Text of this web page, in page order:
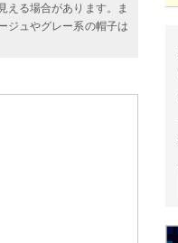
える場合があります。ま
ジュやグレー系の帽子は